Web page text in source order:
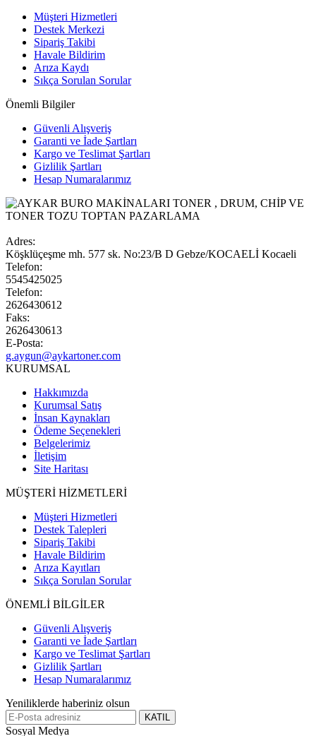
Müşteri Hizmetleri
Destek Merkezi
Sipariş Takibi
Havale Bildirim
Arıza Kaydı
Sıkça Sorulan Sorular
Önemli Bilgiler
Güvenli Alışveriş
Garanti ve İade Şartları
Kargo ve Teslimat Şartları
Gizlilik Şartları
Hesap Numaralarımız
Adres:
Köşklüçeşme mh. 577 sk. No:23/B D Gebze/KOCAELİ Kocaeli
Telefon:
5545425025
Telefon:
2626430612
Faks:
2626430613
E-Posta:
g.aygun@aykartoner.com
KURUMSAL
Hakkımızda
Kurumsal Satış
İnsan Kaynakları
Ödeme Seçenekleri
Belgelerimiz
İletişim
Site Haritası
MÜŞTERİ HİZMETLERİ
Müşteri Hizmetleri
Destek Talepleri
Sipariş Takibi
Havale Bildirim
Arıza Kayıtları
Sıkça Sorulan Sorular
ÖNEMLİ BİLGİLER
Güvenli Alışveriş
Garanti ve İade Şartları
Kargo ve Teslimat Şartları
Gizlilik Şartları
Hesap Numaralarımız
Yeniliklerde haberiniz olsun
KATIL
Sosyal Medya